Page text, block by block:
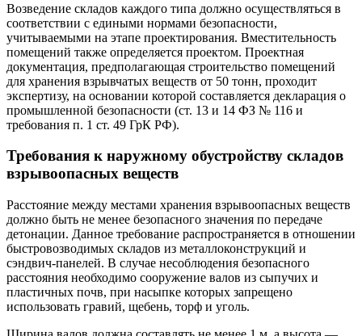
Возведение складов каждого типа должно осуществляться в
соответствии с едиными нормами безопасности,
учитываемыми на этапе проектирования. Вместительность
помещений также определяется проектом. Проектная
документация, предполагающая строительство помещений
для хранения взрывчатых веществ от 50 тонн, проходит
экспертизу, на основании которой составляется декларация о
промышленной безопасности (ст. 13 и 14 ФЗ № 116 и
требования п. 1 ст. 49 ГрК РФ).
Требования к наружному обустройству складов
взрывоопасных веществ
Расстояние между местами хранения взрывоопасных веществ
должно быть не менее безопасного значения по передаче
детонации. Данное требование распространяется в отношении
быстровозводимых складов из металлоконструкций и
сэндвич-панелей. В случае несоблюдения безопасного
расстояния необходимо сооружение валов из сыпучих и
пластичных почв, при насыпке которых запрещено
использовать гравий, щебень, торф и уголь.